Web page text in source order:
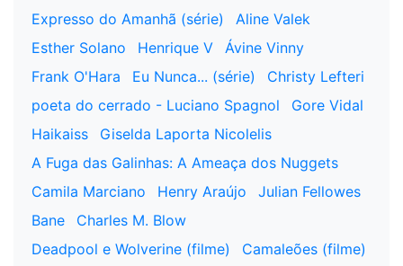
Expresso do Amanhã (série)
Aline Valek
Esther Solano
Henrique V
Ávine Vinny
Frank O'Hara
Eu Nunca... (série)
Christy Lefteri
poeta do cerrado - Luciano Spagnol
Gore Vidal
Haikaiss
Giselda Laporta Nicolelis
A Fuga das Galinhas: A Ameaça dos Nuggets
Camila Marciano
Henry Araújo
Julian Fellowes
Bane
Charles M. Blow
Deadpool e Wolverine (filme)
Camaleões (filme)